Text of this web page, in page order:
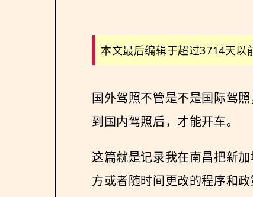
本文最后编辑于超过3714天以
国外驾照不管是不是国际驾
到国内驾照后，才能开车。
这篇就是记录我在南昌把新
方或者随时间更改的程序和